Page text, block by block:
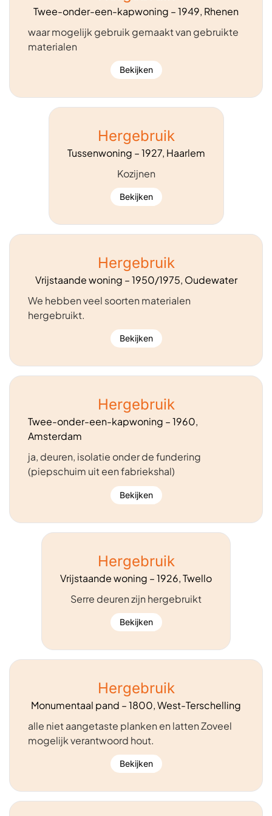
Twee-onder-een-kapwoning – 1949, Rhenen
waar mogelijk gebruik gemaakt van gebruikte
materialen
Bekijken
Hergebruik
Tussenwoning – 1927, Haarlem
Kozijnen
Bekijken
Hergebruik
Vrijstaande woning – 1950/1975, Oudewater
We hebben veel soorten materialen
hergebruikt.
Bekijken
Hergebruik
Twee-onder-een-kapwoning – 1960,
Amsterdam
ja, deuren, isolatie onder de fundering
(piepschuim uit een fabriekshal)
Bekijken
Hergebruik
Vrijstaande woning – 1926, Twello
Serre deuren zijn hergebruikt
Bekijken
Hergebruik
Monumentaal pand – 1800, West-Terschelling
alle niet aangetaste planken en latten Zoveel
mogelijk verantwoord hout.
Bekijken